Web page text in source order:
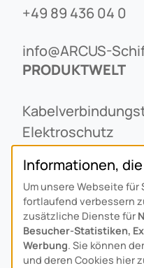
+49 89 436 04 0
info@ARCUS-
PRODUKTWELT
Elektroschutz
UNTERNEHMEN
Über Uns
Ansprechpartner
Informationen,
Um unsere Webseite
fortlaufend verbessern
zusätzliche Dienste für
Besucher-Statistiken,
Werbung. Sie können
und deren Cookies hier